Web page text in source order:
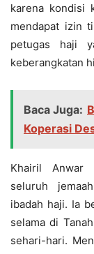
karena kondisi
mendapat izin
petugas haji
keberangkatan
Baca Juga:
Koperasi
Khairil Anwar
seluruh
ibadah haji. Ia
selama di
sehari-hari.